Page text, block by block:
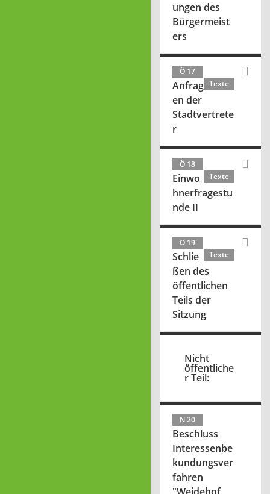
ungen des
Bürgermeist
ers
Ö 17
Texte
Anfrag
en der
Stadtvertrete
r
Ö 18
Texte
Einwo
hnerfragestu
nde II
Ö 19
Texte
Schlie
ßen des
öffentlichen
Teils der
Sitzung
Nicht
öffentliche
r Teil:
N 20
Beschluss
Interessenbe
kundungsver
fahren